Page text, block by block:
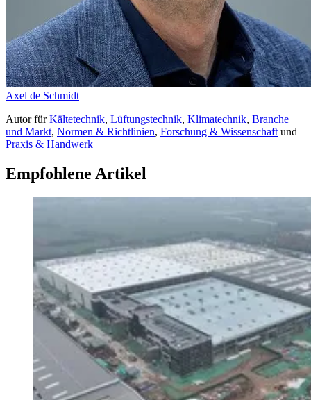
Axel de Schmidt
AutorfürKältetechnik, Lüftungstechnik, Klimatechnik, Branche
und Markt, Normen & Richtlinien, Forschung & Wissenschaft und
Praxis & Handwerk
Empfohlene Artikel